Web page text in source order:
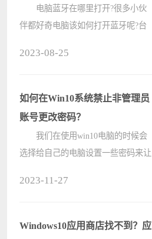
电脑蓝牙在哪里打开?很多小伙
伴都好奇电脑该如何打开蓝牙呢?台
带来打开电脑蓝牙的两种方法，以
windows最????
2023-08-25
如何在Win10系统禁止非管理员
账号更改密码？
我们在使用win10电脑的时候会
选择给自己的电脑设置一些密码来让
入到此电脑下的本地用户和组。然后
2023-11-27
Windows10应用商店找不到？应